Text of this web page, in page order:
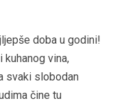
doba u godini!
vina,
svaki slobodan
čine tu